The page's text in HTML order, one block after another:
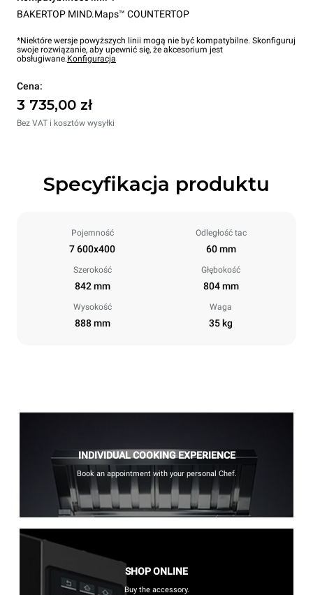
BAKERTOP MIND.Maps™ COUNTERTOP
*Niektóre wersje powyższych linii mogą nie być kompatybilne. Skonfiguruj
swoje rozwiązanie, aby upewnić się, że akcesorium jest
obsługiwane.Konfiguracja
Cena:
3 735,00 zł
Bez VAT i kosztów wysyłki
Specyfikacja produktu
Pojemność
7 600x400
Odległość tac
60 mm
Szerokość
842 mm
Głębokość
804 mm
Wysokość
888 mm
Waga
35 kg
INDIVIDUAL COOKING EXPERIENCE
Book an appointment with your personal Chef.
SHOP ONLINE
Buy the accessory.